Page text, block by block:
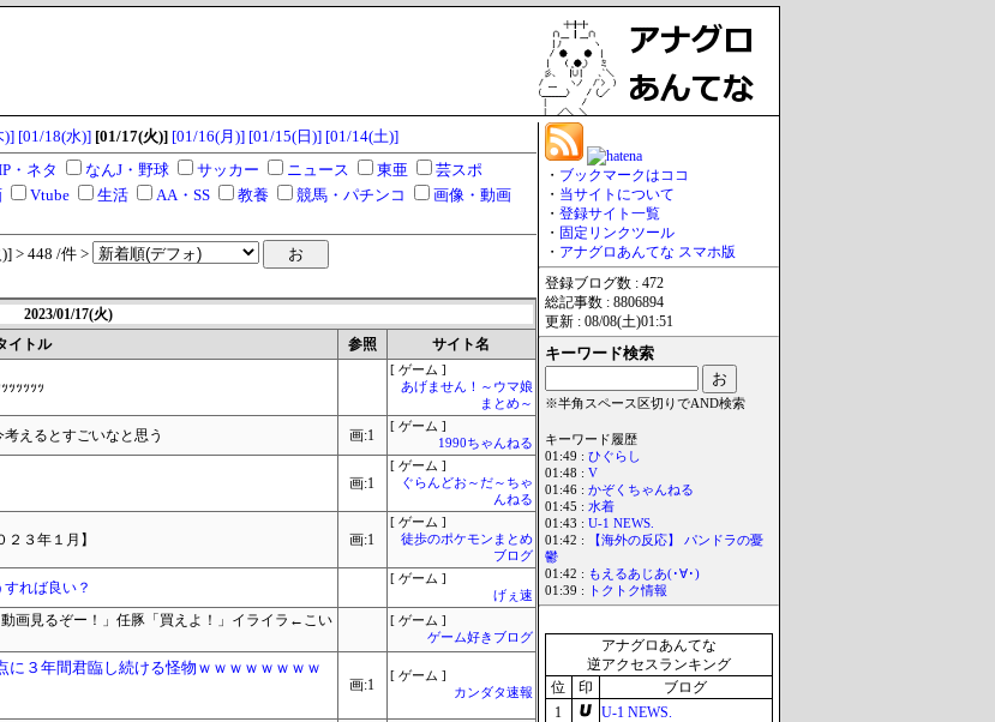
)] [01/18(水)] [01/17(火)] [01/16(月)] [01/15(日)] [01/14(土)]
・ネタ なんJ・野球 サッカー ニュース 東亜
芸スポ
Vtube 生活 AA・SS 教養 競馬・パチンコ
画像・動画
> 448 /件 >
2023/01/17(火)
イトル 参照 サイト名
ｯｯｯｯｯ
[ ゲーム ]
あげません！～ウマ娘
まとめ～
えるとすごいなと思う 画:1
[ ゲーム ]
1990ちゃんねる
画:1
[ ゲーム ]
ぐらんどお～だ～ちゃ
んねる
３年１月】 画:1
[ ゲーム ]
徒歩のポケモンまとめ
ブログ
れば良い？
[ ゲーム ]
げぇ速
画見るぞー！」任豚「買えよ！」イライラ←こい
[ ゲーム ]
ゲーム好きブログ
に３年間君臨し続ける怪物ｗｗｗｗｗｗｗｗ
画:1
[ ゲーム ]
カンダタ速報
・ ブックマークはココ
・ 当サイトについて
・ 登録サイト一覧
・ 固定リンクツール
・ アナグロあんてな スマホ版
登録ブログ数 : 472
総記事数 : 8806894
更新 : 08/08(土)01:51
キーワード検索
※半角スペース区切りでAND検索
キーワード履歴
01:49 : ひぐらし
01:48 : V
01:46 : かぞくちゃんねる
01:45 : 水着
01:43 : U-1 NEWS.
01:42 :
【海外の反応】 パンドラの憂
鬱
01:42 : もえるあじあ(･∀･)
01:39 :
トクトク情報
アナグロあんてな
逆アクセスランキング
位
印
ブログ
1
U-1 NEWS.